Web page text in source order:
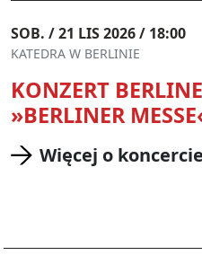
SOB. / 21 LIS 2026 / 18:00
KATEDRA W BERLINIE
KONZERT
»BERLINER
Więcej o koncercie